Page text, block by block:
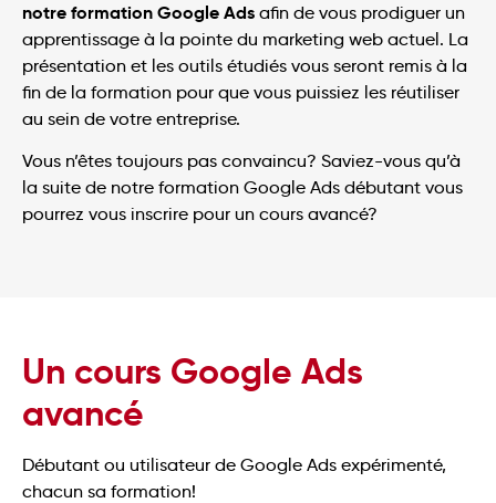
notre formation Google Ads afin de vous prodiguer un
apprentissage à la pointe du marketing web actuel. La
présentation et les outils étudiés vous seront remis à la
fin de la formation pour que vous puissiez les réutiliser
au sein de votre entreprise.
Vous n’êtes toujours pas convaincu? Saviez-vous qu’à
la suite de notre formation Google Ads débutant vous
pourrez vous inscrire pour un cours avancé?
Un cours Google Ads
avancé
Débutant ou utilisateur de Google Ads expérimenté,
chacun sa formation!